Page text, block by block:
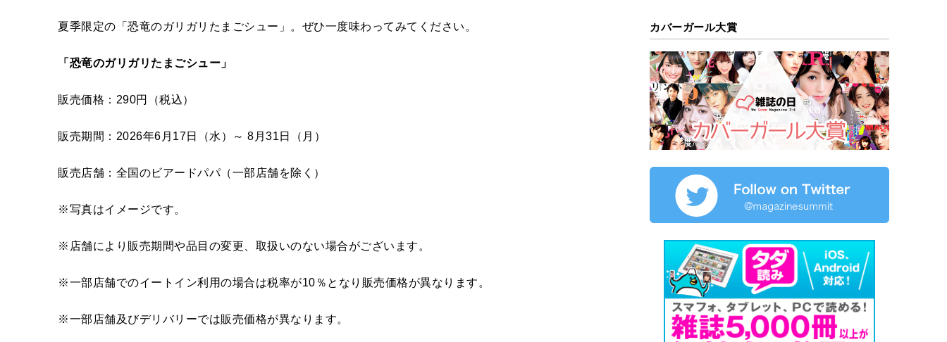
夏季限定の「恐竜のガリガリたまごシュー」。ぜひ一度味わってみてください。
「恐竜のガリガリたまごシュー」
販売価格：290円（税込）
販売期間：2026年6月17日（水）～ 8月31日（月）
販売店舗：全国のビアードパパ（一部店舗を除く）
※写真はイメージです。
※店舗により販売期間や品目の変更、取扱いのない場合がございます。
※一部店舗でのイートイン利用の場合は税率が10％となり販売価格が異なります。
※一部店舗及びデリバリーでは販売価格が異なります。
カバーガール大賞